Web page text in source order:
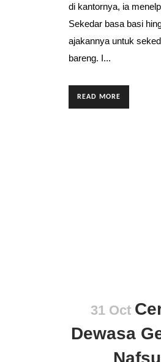
di kantornya, ia
Sekedar basa basi
ajakannya untuk
bareng. I...
READ MORE
31 Oct
Dewasa
Nafsu